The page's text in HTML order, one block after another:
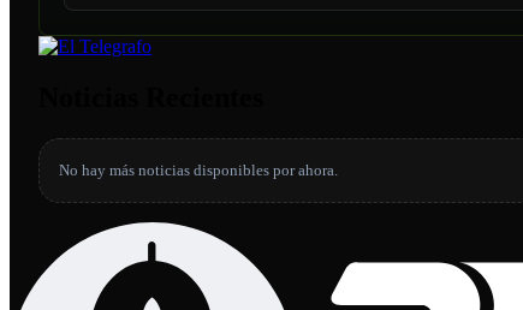
No hay más noticias disponibles por ahora.